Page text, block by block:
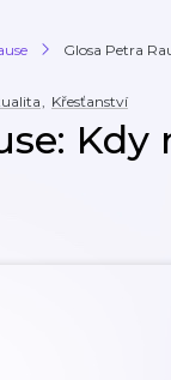
Glosa Petra
, Křesťanství